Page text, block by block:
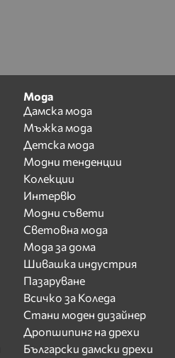
Мода
Дамска мода
Мъжка мода
Детска мода
Модни тенденции
Колекции
Интервю
Модни съвети
Световна мода
Мода за дома
Шивашка индустрия
Пазаруване
Всичко за Коледа
Стани моден дизайнер
Дропшипинг на дрехи
Български дамски дрехи